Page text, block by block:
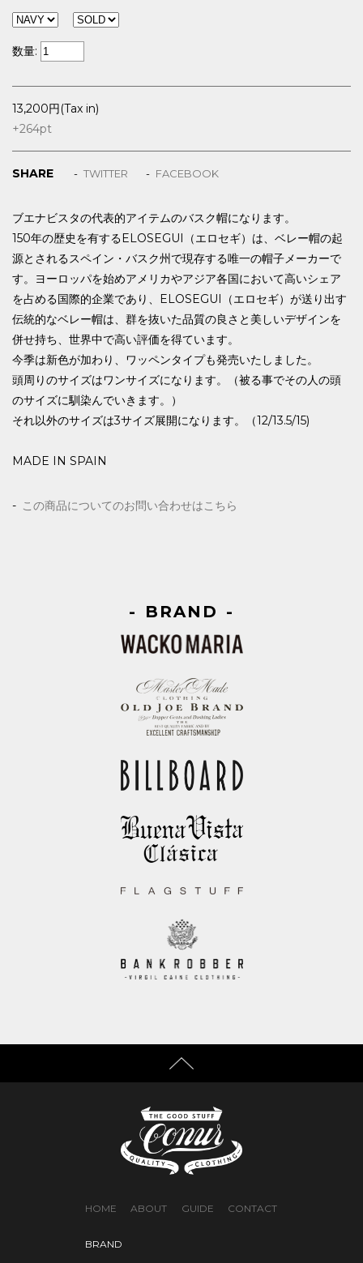
数量:
13,200円(Tax in)
+264pt
SHARE TWITTER FACEBOOK
ブエナビスタの代表的アイテムのバスク帽になります。
150年の歴史を有するELOSEGUI（エロセギ）は、ベレー帽の起
源とされるスペイン・バスク州で現存する唯一の帽子メーカーで
す。ヨーロッパを始めアメリカやアジア各国において高いシェア
を占める国際的企業であり、ELOSEGUI（エロセギ）が送り出す
伝統的なベレー帽は、群を抜いた品質の良さと美しいデザインを
併せ持ち、世界中で高い評価を得ています。
今季は新色が加わり、ワッペンタイプも発売いたしました。
頭周りのサイズはワンサイズになります。（被る事でその人の頭
のサイズに馴染んでいきます。）
それ以外のサイズは3サイズ展開になります。（12/13.5/15)
MADE IN SPAIN
この商品についてのお問い合わせはこちら
BRAND
HOME ABOUT GUIDE CONTACT
BRAND